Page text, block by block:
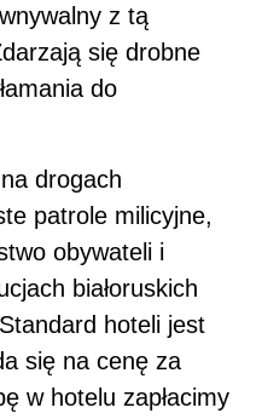
z tą
się drobne
do
drogach
patrole milicyjne,
obywateli i
białoruskich
hoteli jest
się na cenę za
w hotelu zapłacimy